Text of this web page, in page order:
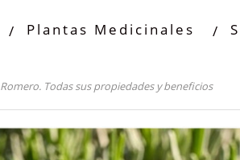
Plantas Medicinales
Romero. Todas sus propiedades y beneficios